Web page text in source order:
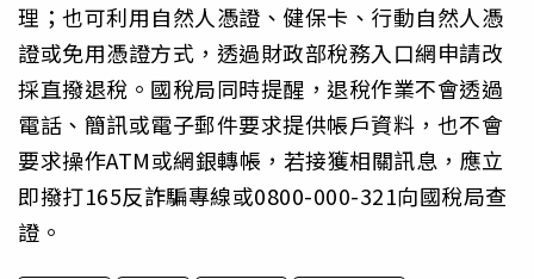
理；也可利用自然人憑證、健保卡、行動自然人憑
證或免用憑證方式，透過財政部稅務入口網申請改
採直撥退稅。國稅局同時提醒，退稅作業不會透過
電話、簡訊或電子郵件要求提供帳戶資料，也不會
要求操作ATM或網銀轉帳，若接獲相關訊息，應立
即撥打165反詐騙專線或0800-000-321向國稅局查
證。